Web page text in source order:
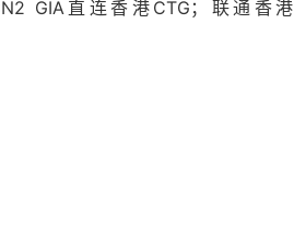
GIA直连香港CTG；联通香港